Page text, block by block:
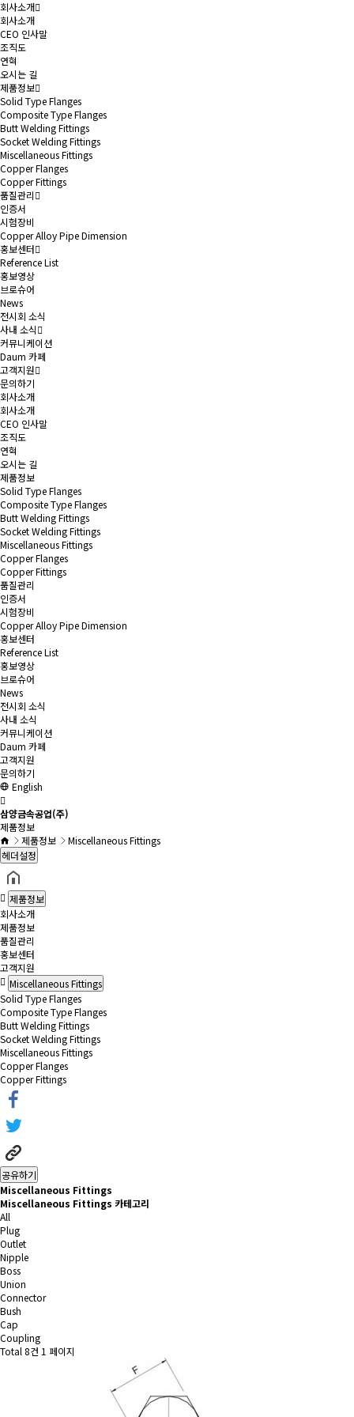
회사소개
회사소개
CEO 인사말
조직도
연혁
오시는 길
제품정보
Solid Type Flanges
Composite Type Flanges
Butt Welding Fittings
Socket Welding Fittings
Miscellaneous Fittings
Copper Flanges
Copper Fittings
품질관리
인증서
시험장비
Copper Alloy Pipe Dimension
홍보센터
Reference List
홍보영상
브로슈어
News
전시회 소식
사내 소식
커뮤니케이션
Daum 카페
고객지원
문의하기
회사소개
회사소개
CEO 인사말
조직도
연혁
오시는 길
제품정보
Solid Type Flanges
Composite Type Flanges
Butt Welding Fittings
Socket Welding Fittings
Miscellaneous Fittings
Copper Flanges
Copper Fittings
품질관리
인증서
시험장비
Copper Alloy Pipe Dimension
홍보센터
Reference List
홍보영상
브로슈어
News
전시회 소식
사내 소식
커뮤니케이션
Daum 카페
고객지원
문의하기
English
삼양금속공업(주)
제품정보
제품정보
Miscellaneous Fittings
헤더설정
제품정보
회사소개
제품정보
품질관리
홍보센터
고객지원
Miscellaneous Fittings
Solid Type Flanges
Composite Type Flanges
Butt Welding Fittings
Socket Welding Fittings
Miscellaneous Fittings
Copper Flanges
Copper Fittings
공유하기
Miscellaneous Fittings
Miscellaneous Fittings 카테고리
All
Plug
Outlet
Nipple
Boss
Union
Connector
Bush
Cap
Coupling
Total 8건 1 페이지